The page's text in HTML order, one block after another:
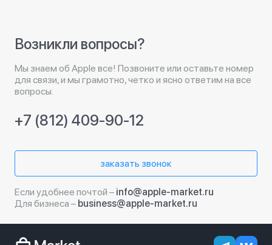
Возникли вопросы?
Мы знаем об Apple все! Позвоните или оставьте номер
для связи, и мы грамотно, четко и ясно ответим на все
вопросы.
+7 (812) 409-90-12
заказать звонок
Если удобнее почтой – info@apple-market.ru
Для бизнеса – business@apple-market.ru